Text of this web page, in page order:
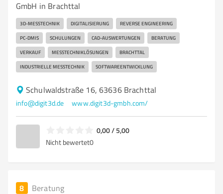
GmbH in Brachttal
3D-MESSTECHNIK DIGITALISIERUNG REVERSE ENGINEERING
PC-DMIS SCHULUNGEN CAD-AUSWERTUNGEN BERATUNG
VERKAUF MESSTECHNIKLÖSUNGEN BRACHTTAL
INDUSTRIELLE MESSTECHNIK SOFTWAREENTWICKLUNG
Schulwaldstraße 16, 63636 Brachttal
info@digit3d.de www.digit3d-gmbh.com/
0,00 / 5,00
Nicht bewertet0
8 Beratung